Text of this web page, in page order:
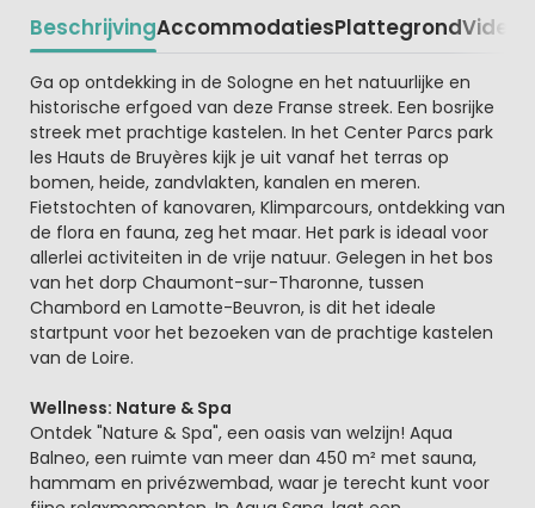
BeschrijvingAccommodatiesPlattegrondVideo
Beschrijving
Ga op ontdekking in de Sologne en het natuurlijke en
historische erfgoed van deze Franse streek. Een bosrijke
streek met prachtige kastelen. In het Center Parcs park
les Hauts de Bruyères kijk je uit vanaf het terras op
bomen, heide, zandvlakten, kanalen en meren.
Fietstochten of kanovaren, Klimparcours, ontdekking van
de flora en fauna, zeg het maar. Het park is ideaal voor
allerlei activiteiten in de vrije natuur. Gelegen in het bos
van het dorp Chaumont-sur-Tharonne, tussen
Chambord en Lamotte-Beuvron, is dit het ideale
startpunt voor het bezoeken van de prachtige kastelen
van de Loire.
Wellness: Nature & Spa
Ontdek "Nature & Spa", een oasis van welzijn! Aqua
Balneo, een ruimte van meer dan 450 m² met sauna,
hammam en privézwembad, waar je terecht kunt voor